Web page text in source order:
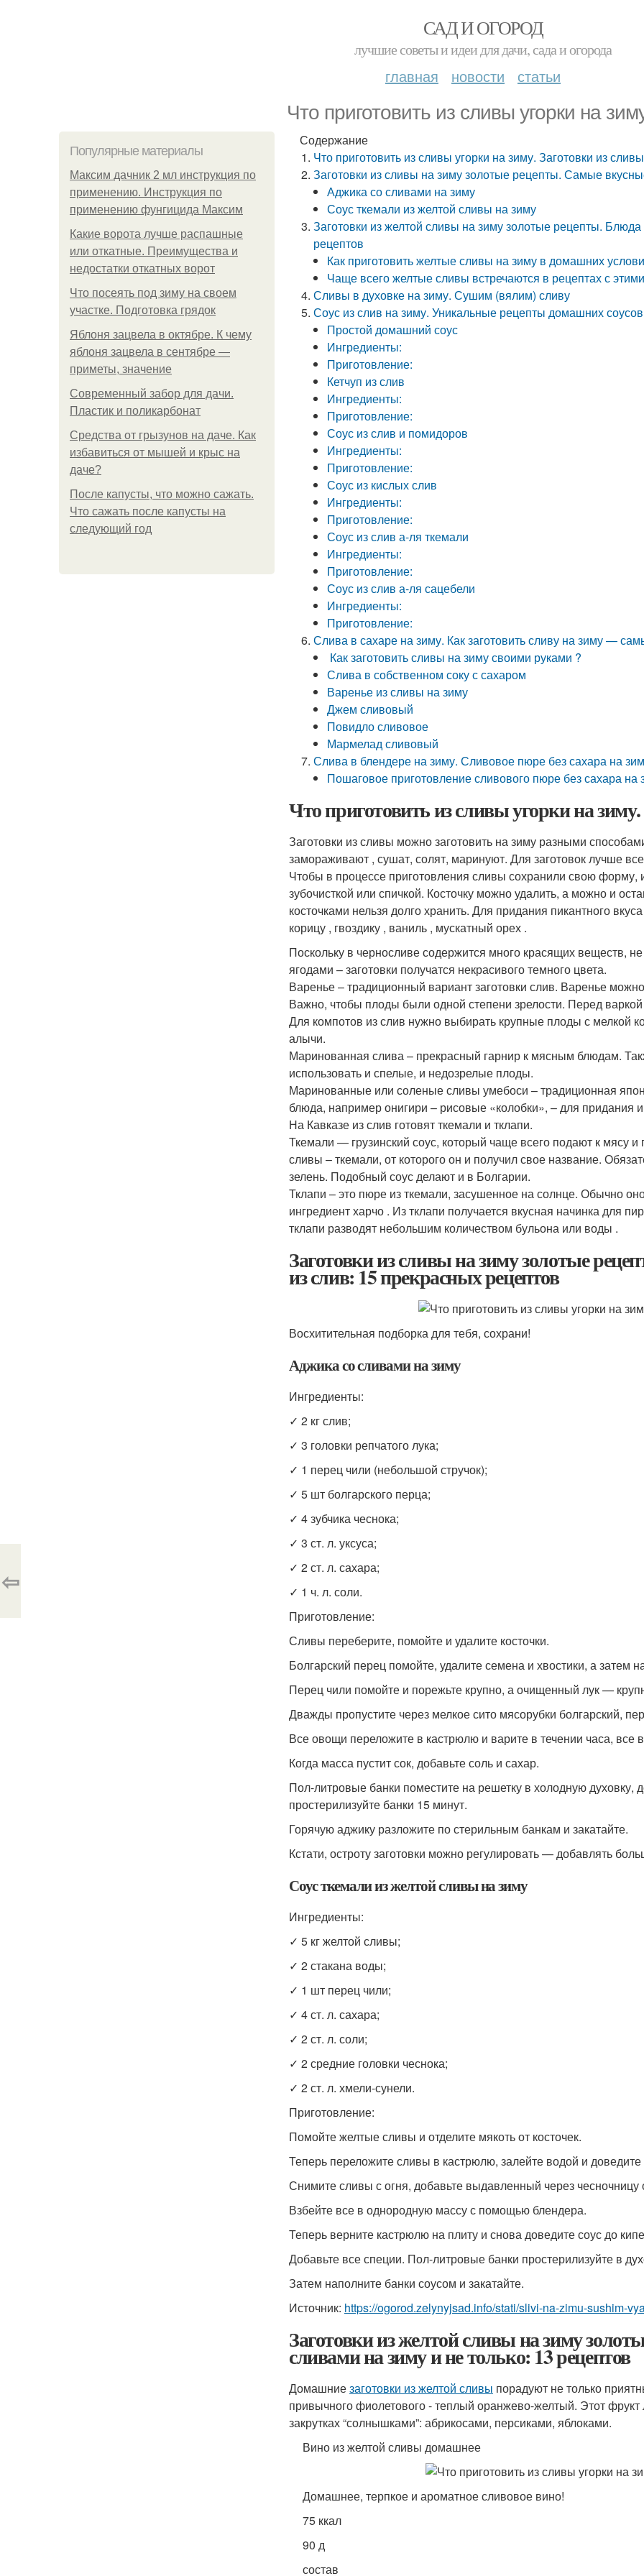
САД И ОГОРОД
лучшие советы и идеи для дачи, сада и огорода
главная новости статьи
Что приготовить из сливы угорки на
Популярные материалы
Максим дачник 2 мл инструкция по
применению. Инструкция по
применению фунгицида Максим
Какие ворота лучше распашные
или откатные. Преимущества и
недостатки откатных ворот
Что посеять под зиму на своем
участке. Подготовка грядок
Яблоня зацвела в октябре. К чему
яблоня зацвела в сентябре —
приметы, значение
Современный забор для дачи.
Пластик и поликарбонат
Средства от грызунов на даче. Как
избавиться от мышей и крыс на
даче?
После капусты, что можно сажать.
Что сажать после капусты на
следующий год
Содержание
Что приготовить из сливы угорки на зиму. Заготовки из сливы
Заготовки из сливы на зиму золотые рецепты. Самые
Аджика со сливами на зиму
Соус ткемали из желтой сливы на зиму
Заготовки из желтой сливы на зиму золотые рецепты.
рецептов
Как приготовить желтые сливы на зиму в домашних
Чаще всего желтые сливы встречаются в рецептах с
Сливы в духовке на зиму. Сушим (вялим) сливу
Соус из слив на зиму. Уникальные рецепты домашних
Простой домашний соус
Ингредиенты:
Приготовление:
Кетчуп из слив
Ингредиенты:
Приготовление:
Соус из слив и помидоров
Ингредиенты:
Приготовление:
Соус из кислых слив
Ингредиенты:
Приготовление:
Соус из слив а-ля ткемали
Ингредиенты:
Приготовление:
Соус из слив а-ля сацебели
Ингредиенты:
Приготовление:
Слива в сахаре на зиму. Как заготовить сливу на зиму —
Как заготовить сливы на зиму своими руками ?
Слива в собственном соку с сахаром
Варенье из сливы на зиму
Джем сливовый
Повидло сливовое
Мармелад сливовый
Слива в блендере на зиму. Сливовое пюре без сахара на
Пошаговое приготовление сливового пюре без сахара на
Что приготовить из сливы угорки на
Заготовки из сливы можно заготовить на зиму разными
замораживают , сушат, солят, маринуют. Для заготовок лучше
Чтобы в процессе приготовления сливы сохранили свою форму,
зубочисткой или спичкой. Косточку можно удалить, а можно и
косточками нельзя долго хранить. Для придания пикантного
корицу , гвоздику , ваниль , мускатный орех .
Поскольку в черносливе содержится много красящих веществ,
ягодами – заготовки получатся некрасивого темного цвета.
Варенье – традиционный вариант заготовки слив. Варенье
Важно, чтобы плоды были одной степени зрелости. Перед
Для компотов из слив нужно выбирать крупные плоды с мелкой
алычи.
Маринованная слива – прекрасный гарнир к мясным блюдам.
использовать и спелые, и недозрелые плоды.
Маринованные или соленые сливы умебоси – традиционная
блюда, например онигири – рисовые «колобки», – для придания
На Кавказе из слив готовят ткемали и тклапи.
Ткемали — грузинский соус, который чаще всего подают к мясу и
сливы – ткемали, от которого он и получил свое название.
зелень. Подобный соус делают и в Болгарии.
Тклапи – это пюре из ткемали, засушенное на солнце. Обычно
ингредиент харчо . Из тклапи получается вкусная начинка для
тклапи разводят небольшим количеством бульона или воды .
Заготовки из сливы на зиму золотые
из слив: 15 прекрасных рецептов
Восхитительная подборка для тебя, сохрани!
Аджика со сливами на зиму
Ингредиенты:
✓ 2 кг слив;
✓ 3 головки репчатого лука;
✓ 1 перец чили (небольшой стручок);
✓ 5 шт болгарского перца;
✓ 4 зубчика чеснока;
✓ 3 ст. л. уксуса;
✓ 2 ст. л. сахара;
✓ 1 ч. л. соли.
Приготовление:
Сливы переберите, помойте и удалите косточки.
Болгарский перец помойте, удалите семена и хвостики, а затем
Перец чили помойте и порежьте крупно, а очищенный лук —
Дважды пропустите через мелкое сито мясорубки болгарский,
Все овощи переложите в кастрюлю и варите в течении часа,
Когда масса пустит сок, добавьте соль и сахар.
Пол-литровые банки поместите на решетку в холодную духовку,
простерилизуйте банки 15 минут.
Горячую аджику разложите по стерильным банкам и закатайте.
Кстати, остроту заготовки можно регулировать — добавлять
Соус ткемали из желтой сливы на зиму
Ингредиенты:
✓ 5 кг желтой сливы;
✓ 2 стакана воды;
✓ 1 шт перец чили;
✓ 4 ст. л. сахара;
✓ 2 ст. л. соли;
✓ 2 средние головки чеснока;
✓ 2 ст. л. хмели-сунели.
Приготовление:
Помойте желтые сливы и отделите мякоть от косточек.
Теперь переложите сливы в кастрюлю, залейте водой и
Снимите сливы с огня, добавьте выдавленный через
Взбейте все в однородную массу с помощью блендера.
Теперь верните кастрюлю на плиту и снова доведите соус до
Добавьте все специи. Пол-литровые банки простерилизуйте в
Затем наполните банки соусом и закатайте.
Источник: https://ogorod.zelynyjsad.info/stati/slivi-na-zimu-sushim-
Заготовки из желтой сливы на зиму
сливами на зиму и не только: 13 рецептов
Домашниезаготовки из желтой сливы порадуют не только
привычного фиолетового - теплый оранжево-желтый. Этот
закрутках “солнышками”: абрикосами, персиками, яблоками.
Вино из желтой сливы домашнее
Домашнее, терпкое и ароматное сливовое вино!
75 ккал
90 д
состав
⇦